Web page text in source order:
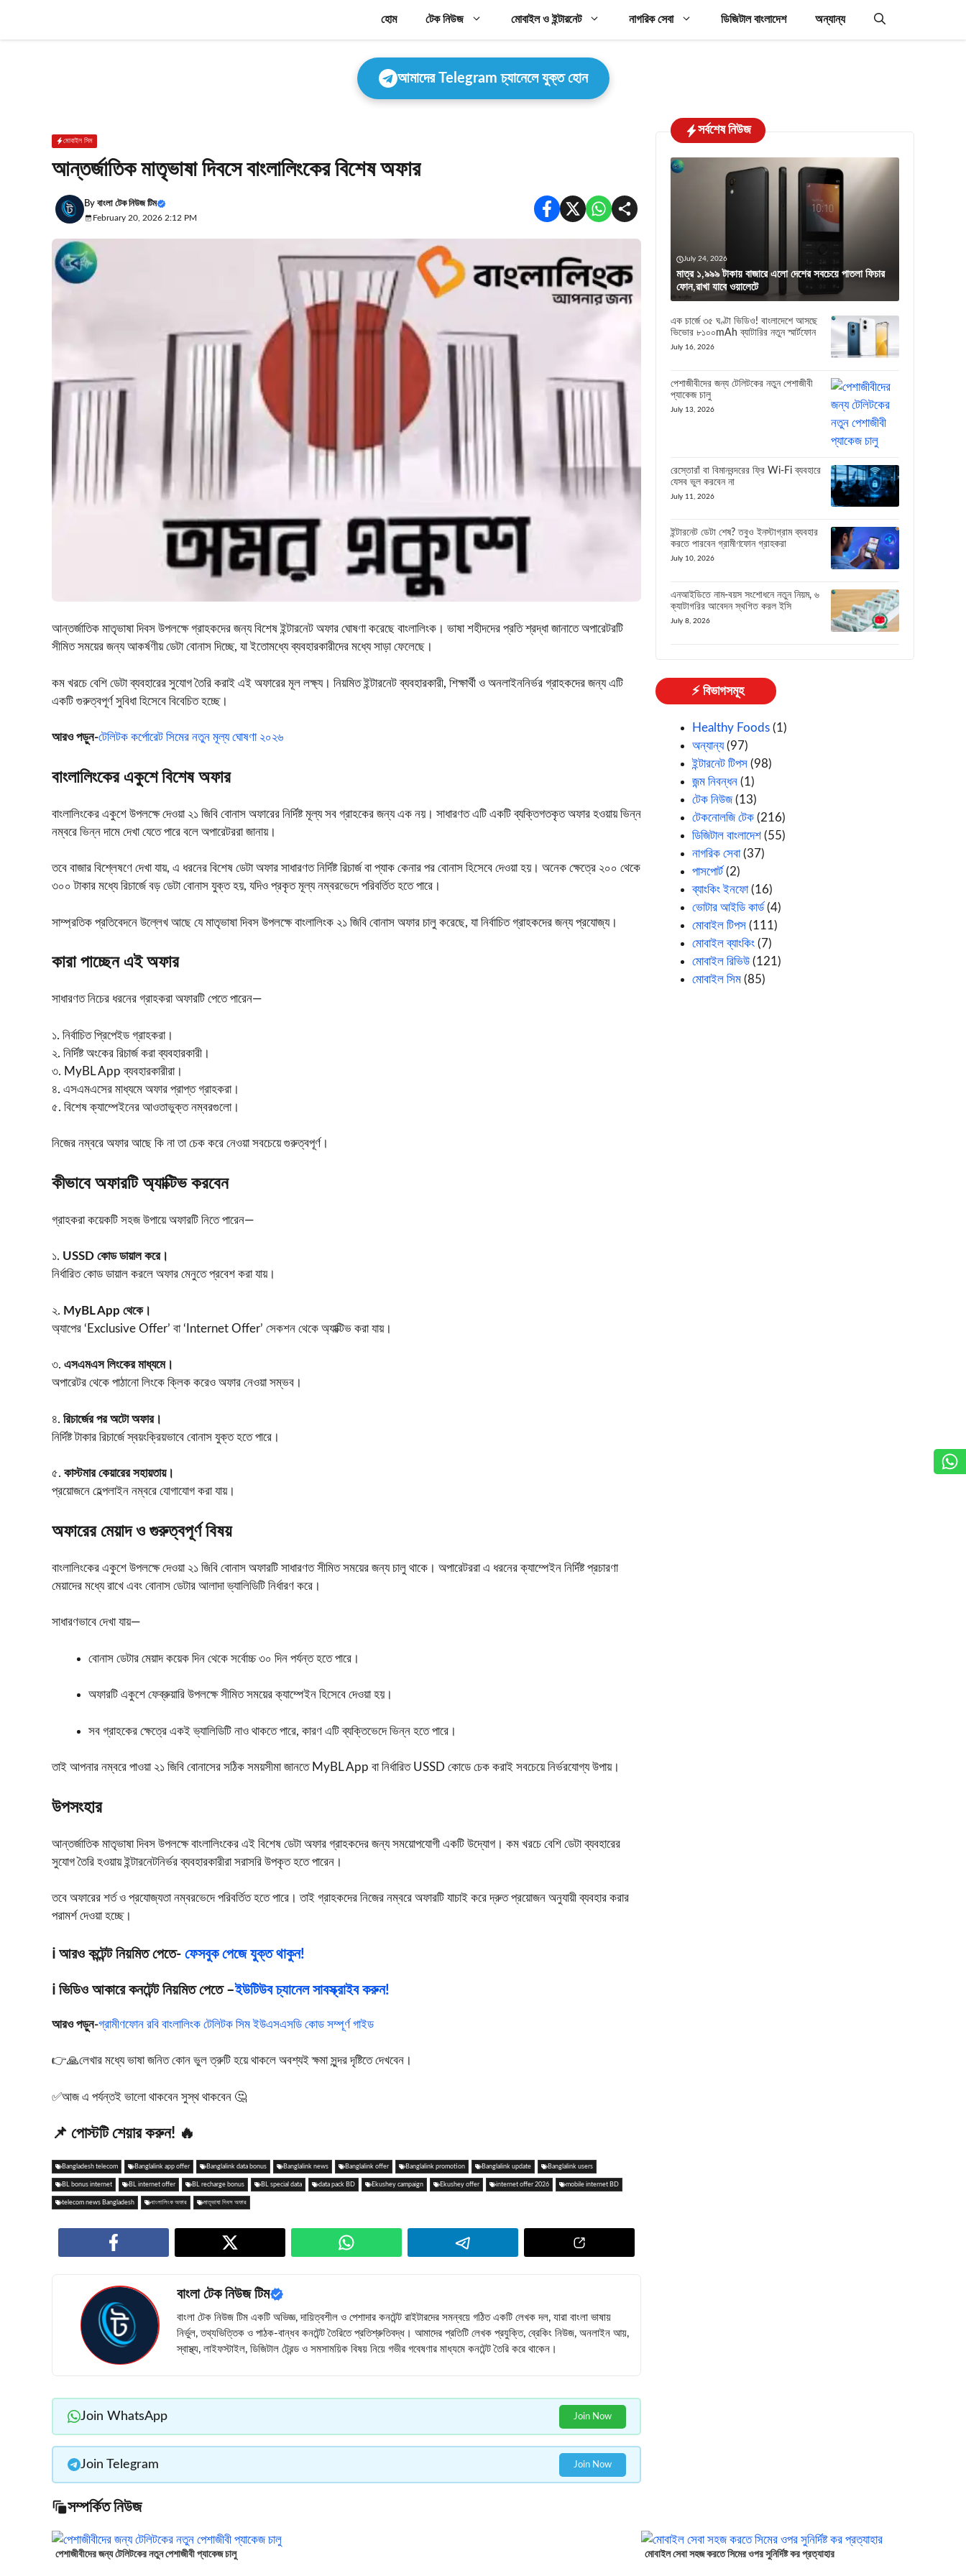
content
হোম টেক নিউজ মোবাইল ও ইন্টারনেট নাগরিক সেবা ডিজিটাল বাংলাদেশ অন্যান্য
আমাদের Telegram চ্যানেলে যুক্ত হোন
মোবাইল সিম
আন্তর্জাতিক মাতৃভাষা দিবসে বাংলালিংকের বিশেষ অফার
By বাংলা টেক নিউজ টিম
February 20, 2026 2:12 PM
আন্তর্জাতিক মাতৃভাষা দিবস উপলক্ষে গ্রাহকদের জন্য বিশেষ ইন্টারনেট অফার ঘোষণা করেছে বাংলালিংক। ভাষা শহীদদের প্রতি শ্রদ্ধা জানাতে অপারেটরটি
সীমিত সময়ের জন্য আকর্ষণীয় ডেটা বোনাস দিচ্ছে, যা ইতোমধ্যে ব্যবহারকারীদের মধ্যে সাড়া ফেলেছে।
কম খরচে বেশি ডেটা ব্যবহারের সুযোগ তৈরি করাই এই অফারের মূল লক্ষ্য। নিয়মিত ইন্টারনেট ব্যবহারকারী, শিক্ষার্থী ও অনলাইননির্ভর গ্রাহকদের জন্য এটি
একটি গুরুত্বপূর্ণ সুবিধা হিসেবে বিবেচিত হচ্ছে।
আরও পড়ুন-টেলিটক কর্পোরেট সিমের নতুন মূল্য ঘোষণা ২০২৬
বাংলালিংকের একুশে বিশেষ অফার
বাংলালিংকের একুশে উপলক্ষে দেওয়া ২১ জিবি বোনাস অফারের নির্দিষ্ট মূল্য সব গ্রাহকের জন্য এক নয়। সাধারণত এটি একটি ব্যক্তিগতকৃত অফার হওয়ায় ভিন্ন
নম্বরে ভিন্ন দামে দেখা যেতে পারে বলে অপারেটররা জানায়।
তবে বাজার বিশ্লেষণে দেখা যায়, এ ধরনের বিশেষ ডেটা অফার সাধারণত নির্দিষ্ট রিচার্জ বা প্যাক কেনার পর বোনাস হিসেবে দেওয়া হয়। অনেক ক্ষেত্রে ২০০ থেকে
৩০০ টাকার মধ্যে রিচার্জে বড় ডেটা বোনাস যুক্ত হয়, যদিও প্রকৃত মূল্য নম্বরভেদে পরিবর্তিত হতে পারে।
সাম্প্রতিক প্রতিবেদনে উল্লেখ আছে যে মাতৃভাষা দিবস উপলক্ষে বাংলালিংক ২১ জিবি বোনাস অফার চালু করেছে, যা নির্বাচিত গ্রাহকদের জন্য প্রযোজ্য।
কারা পাচ্ছেন এই অফার
সাধারণত নিচের ধরনের গ্রাহকরা অফারটি পেতে পারেন—
১. নির্বাচিত প্রিপেইড গ্রাহকরা।
২. নির্দিষ্ট অংকের রিচার্জ করা ব্যবহারকারী।
৩. MyBL App ব্যবহারকারীরা।
৪. এসএমএসের মাধ্যমে অফার প্রাপ্ত গ্রাহকরা।
৫. বিশেষ ক্যাম্পেইনের আওতাভুক্ত নম্বরগুলো।
নিজের নম্বরে অফার আছে কি না তা চেক করে নেওয়া সবচেয়ে গুরুত্বপূর্ণ।
কীভাবে অফারটি অ্যাক্টিভ করবেন
গ্রাহকরা কয়েকটি সহজ উপায়ে অফারটি নিতে পারেন—
১. USSD কোড ডায়াল করে।
নির্ধারিত কোড ডায়াল করলে অফার মেনুতে প্রবেশ করা যায়।
২. MyBL App থেকে।
অ্যাপের ‘Exclusive Offer’ বা ‘Internet Offer’ সেকশন থেকে অ্যাক্টিভ করা যায়।
৩. এসএমএস লিংকের মাধ্যমে।
অপারেটর থেকে পাঠানো লিংকে ক্লিক করেও অফার নেওয়া সম্ভব।
৪. রিচার্জের পর অটো অফার।
নির্দিষ্ট টাকার রিচার্জে স্বয়ংক্রিয়ভাবে বোনাস যুক্ত হতে পারে।
৫. কাস্টমার কেয়ারের সহায়তায়।
প্রয়োজনে হেল্পলাইন নম্বরে যোগাযোগ করা যায়।
অফারের মেয়াদ ও গুরুত্বপূর্ণ বিষয়
বাংলালিংকের একুশে উপলক্ষে দেওয়া ২১ জিবি বোনাস অফারটি সাধারণত সীমিত সময়ের জন্য চালু থাকে। অপারেটররা এ ধরনের ক্যাম্পেইন নির্দিষ্ট প্রচারণা
মেয়াদের মধ্যে রাখে এবং বোনাস ডেটার আলাদা ভ্যালিডিটি নির্ধারণ করে।
সাধারণভাবে দেখা যায়—
বোনাস ডেটার মেয়াদ কয়েক দিন থেকে সর্বোচ্চ ৩০ দিন পর্যন্ত হতে পারে।
অফারটি একুশে ফেব্রুয়ারি উপলক্ষে সীমিত সময়ের ক্যাম্পেইন হিসেবে দেওয়া হয়।
সব গ্রাহকের ক্ষেত্রে একই ভ্যালিডিটি নাও থাকতে পারে, কারণ এটি ব্যক্তিভেদে ভিন্ন হতে পারে।
তাই আপনার নম্বরে পাওয়া ২১ জিবি বোনাসের সঠিক সময়সীমা জানতে MyBL App বা নির্ধারিত USSD কোডে চেক করাই সবচেয়ে নির্ভরযোগ্য উপায়।
উপসংহার
আন্তর্জাতিক মাতৃভাষা দিবস উপলক্ষে বাংলালিংকের এই বিশেষ ডেটা অফার গ্রাহকদের জন্য সময়োপযোগী একটি উদ্যোগ। কম খরচে বেশি ডেটা ব্যবহারের
সুযোগ তৈরি হওয়ায় ইন্টারনেটনির্ভর ব্যবহারকারীরা সরাসরি উপকৃত হতে পারেন।
তবে অফারের শর্ত ও প্রযোজ্যতা নম্বরভেদে পরিবর্তিত হতে পারে। তাই গ্রাহকদের নিজের নম্বরে অফারটি যাচাই করে দ্রুত প্রয়োজন অনুযায়ী ব্যবহার করার
পরামর্শ দেওয়া হচ্ছে।
ℹ️ আরও কন্টেন্ট নিয়মিত পেতে- ফেসবুক পেজে যুক্ত থাকুন!
ℹ️ ভিডিও আকারে কনটেন্ট নিয়মিত পেতে –ইউটিউব চ্যানেল সাবস্ক্রাইব করুন!
আরও পড়ুন-গ্রামীণফোন রবি বাংলালিংক টেলিটক সিম ইউএসএসডি কোড সম্পূর্ণ গাইড
👉🙏লেখার মধ্যে ভাষা জনিত কোন ভুল ত্রুটি হয়ে থাকলে অবশ্যই ক্ষমা সুন্দর দৃষ্টিতে দেখবেন।
✅আজ এ পর্যন্তই ভালো থাকবেন সুস্থ থাকবেন 🤔
📌 পোস্টটি শেয়ার করুন! 🔥
Bangladesh telecom Banglalink app offer Banglalink data bonus Banglalink news Banglalink offer Banglalink promotion Banglalink update Banglalink users
BL bonus internet BL internet offer BL recharge bonus BL special data data pack BD Ekushey campaign Ekushey offer internet offer 2026 mobile internet BD
telecom news Bangladesh বাংলালিংক অফার মাতৃভাষা দিবস অফার
বাংলা টেক নিউজ টিম
বাংলা টেক নিউজ টিম একটি অভিজ্ঞ, দায়িত্বশীল ও পেশাদার কনটেন্ট রাইটারদের সমন্বয়ে গঠিত একটি লেখক দল, যারা বাংলা ভাষায়
নির্ভুল, তথ্যভিত্তিক ও পাঠক-বান্ধব কনটেন্ট তৈরিতে প্রতিশ্রুতিবদ্ধ। আমাদের প্রতিটি লেখক প্রযুক্তি, ব্রেকিং নিউজ, অনলাইন আয়,
স্বাস্থ্য, লাইফস্টাইল, ডিজিটাল ট্রেন্ড ও সমসাময়িক বিষয় নিয়ে গভীর গবেষণার মাধ্যমে কনটেন্ট তৈরি করে থাকেন।
Join WhatsApp Join Now
Join Telegram Join Now
সম্পর্কিত নিউজ
পেশাজীবীদের জন্য টেলিটকের নতুন পেশাজীবী প্যাকেজ চালু মোবাইল সেবা সহজ করতে সিমের ওপর সুনির্দিষ্ট কর প্রত্যাহার
সর্বশেষ নিউজ
July 24, 2026
মাত্র ১,৯৯৯ টাকায় বাজারে এলো দেশের সবচেয়ে পাতলা ফিচার
ফোন,রাখা যাবে ওয়ালেটে
এক চার্জে ৩৫ ঘণ্টা ভিডিও! বাংলাদেশে আসছে
ভিভোর ৮১০০mAh ব্যাটারির নতুন স্মার্টফোন
July 16, 2026
পেশাজীবীদের জন্য টেলিটকের নতুন পেশাজীবী
প্যাকেজ চালু
July 13, 2026
রেস্তোরাঁ বা বিমানবন্দরের ফ্রি Wi-Fi ব্যবহারে
যেসব ভুল করবেন না
July 11, 2026
ইন্টারনেট ডেটা শেষ? তবুও ইনস্টাগ্রাম ব্যবহার
করতে পারবেন গ্রামীণফোন গ্রাহকরা
July 10, 2026
এনআইডিতে নাম-বয়স সংশোধনে নতুন নিয়ম, ৬
ক্যাটাগরির আবেদন স্থগিত করল ইসি
July 8, 2026
⚡ বিভাগসমূহ
Healthy Foods (1)
অন্যান্য(97)
ইন্টারনেট টিপস (98)
জন্ম নিবন্ধন (1)
টেক নিউজ(13)
টেকনোলজি টেক (216)
ডিজিটাল বাংলাদেশ (55)
নাগরিক সেবা(37)
পাসপোর্ট (2)
ব্যাংকিং ইনফো(16)
ভোটার আইডি কার্ড (4)
মোবাইল টিপস (111)
মোবাইল ব্যাংকিং (7)
মোবাইল রিভিউ (121)
মোবাইল সিম (85)